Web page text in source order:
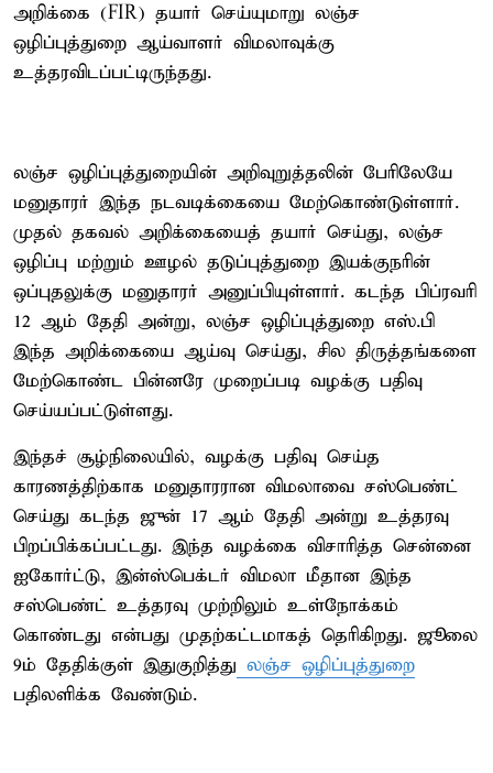
அறிக்கை (FIR) தயார் செய்யுமாறு லஞ்ச
ஒழிப்புத்துறை ஆய்வாளர் விமலாவுக்கு
உத்தரவிடப்பட்டிருந்தது.​​
லஞ்ச ஒழிப்புத்துறையின் அறிவுறுத்தலின் பேரிலேயே
மனுதாரர் இந்த நடவடிக்கையை மேற்கொண்டுள்ளார்.
முதல் தகவல் அறிக்கையைத் தயார் செய்து, லஞ்ச
ஒழிப்பு மற்றும் ஊழல் தடுப்புத்துறை இயக்குநரின்
ஒப்புதலுக்கு மனுதாரர் அனுப்பியுள்ளார். ​கடந்த பிப்ரவரி
12 ஆம் தேதி அன்று, லஞ்ச ஒழிப்புத்துறை எஸ்.பி
இந்த அறிக்கையை ஆய்வு செய்து, சில திருத்தங்களை
மேற்கொண்ட பின்னரே முறைப்படி வழக்கு பதிவு
செய்யப்பட்டுள்ளது.
​இந்தச் சூழ்நிலையில், வழக்கு பதிவு செய்த
காரணத்திற்காக மனுதாரரான விமலாவை சஸ்பெண்ட்
செய்து கடந்த ஜுன் 17 ஆம் தேதி அன்று உத்தரவு
பிறப்பிக்கப்பட்டது. ​இந்த வழக்கை விசாரித்த சென்னை
ஐகோர்ட்டு, இன்ஸ்பெக்டர் விமலா மீதான இந்த
சஸ்பெண்ட் உத்தரவு முற்றிலும் உள்நோக்கம்
கொண்டது என்பது முதற்கட்டமாகத் தெரிகிறது.​ ஜூலை
9ம் தேதிக்குள் இதுகுறித்து லஞ்ச ஒழிப்புத்துறை
பதிலளிக்க வேண்டும்.